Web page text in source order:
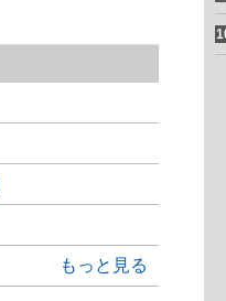
もっと見る